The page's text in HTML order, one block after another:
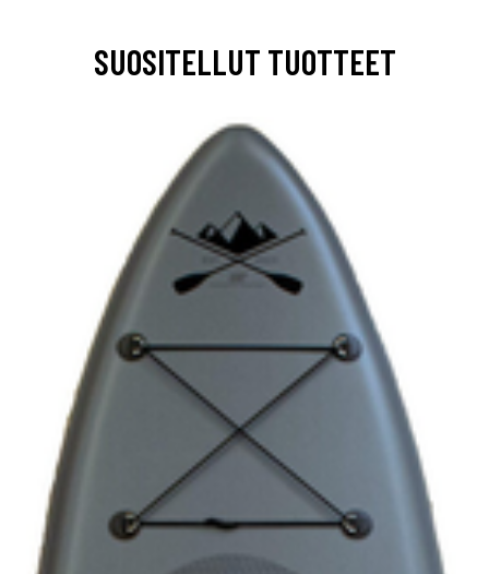
SUOSITELLUT TUOTTEET